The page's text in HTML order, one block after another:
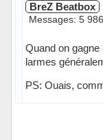
BreZ Beatbox
Messages: 5 986
Quand on
larmes
PS: Ouais,